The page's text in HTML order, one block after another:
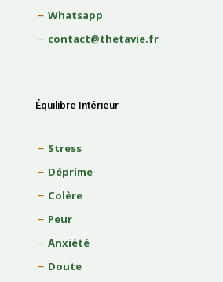
Whatsapp
contact@thetavie.fr
Équilibre Intérieur
Stress
Déprime
Colère
Peur
Anxiété
Doute